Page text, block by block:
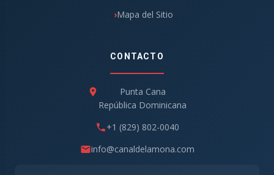
Mapa del Sitio
CONTACTO
Punta Cana
República Dominicana
+1 (829) 802-0040
info@canaldelamona.com